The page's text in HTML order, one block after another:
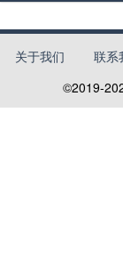
关于我们 联系
©2019-